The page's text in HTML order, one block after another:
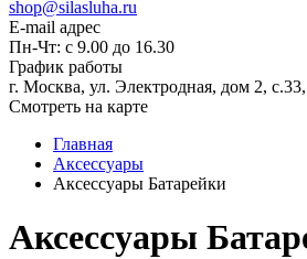
shop@silasluha.ru
E-mail адрес
Пн-Чт: с 9.00 до 16.30
График работы
г. Москва, ул. Электродная, дом 2,
Смотреть на карте
Главная
Аксессуары
Аксессуары Батарейки
Аксессуары